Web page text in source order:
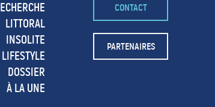
LITTORAL
INSOLITE
LIFESTYLE
DOSSIER
À LA UNE
CONTACT
PARTENAIRES